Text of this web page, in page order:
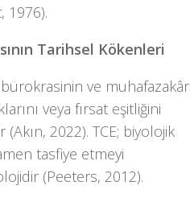
1976).
Tarihsel Kökenleri
bürokrasinin ve muhafazakâr
veya fırsat eşitliğini
2022). TCE; biyolojik
tasfiye etmeyi
(Peeters, 2012).